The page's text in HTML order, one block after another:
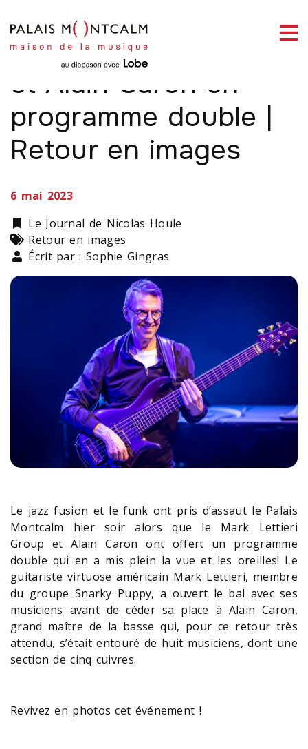
Mark Lettieri Group
et Alain Caron en
programme double |
Retour en images
6 mai 2023
Catégorie
Le Journal de Nicolas Houle
Types
Retour en images
Écrit par : Sophie Gingras
Le jazz fusion et le funk ont pris d’assaut le Palais
Montcalm hier soir alors que le Mark Lettieri
Group et Alain Caron ont offert un programme
double qui en a mis plein la vue et les oreilles! Le
guitariste virtuose américain Mark Lettieri, membre
du groupe Snarky Puppy, a ouvert le bal avec ses
musiciens avant de céder sa place à Alain Caron,
grand maître de la basse qui, pour ce retour très
attendu, s’était entouré de huit musiciens, dont une
section de cinq cuivres.
Revivez en photos cet événement !